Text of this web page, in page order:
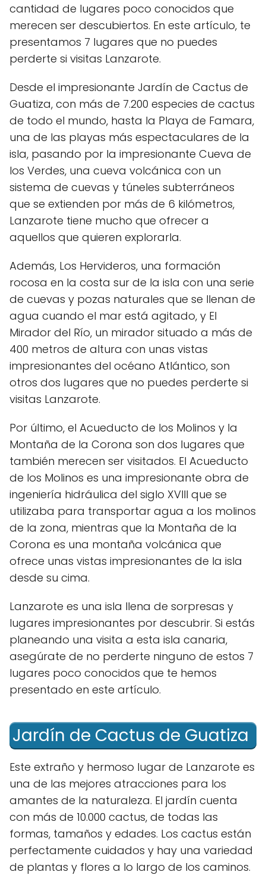
cantidad de lugares poco conocidos que
merecen ser descubiertos. En este artículo, te
presentamos 7 lugares que no puedes
perderte si visitas Lanzarote.
Desde el impresionante Jardín de Cactus de
Guatiza, con más de 7.200 especies de cactus
de todo el mundo, hasta la Playa de Famara,
una de las playas más espectaculares de la
isla, pasando por la impresionante Cueva de
los Verdes, una cueva volcánica con un
sistema de cuevas y túneles subterráneos
que se extienden por más de 6 kilómetros,
Lanzarote tiene mucho que ofrecer a
aquellos que quieren explorarla.
Además, Los Hervideros, una formación
rocosa en la costa sur de la isla con una serie
de cuevas y pozas naturales que se llenan de
agua cuando el mar está agitado, y El
Mirador del Río, un mirador situado a más de
400 metros de altura con unas vistas
impresionantes del océano Atlántico, son
otros dos lugares que no puedes perderte si
visitas Lanzarote.
Por último, el Acueducto de los Molinos y la
Montaña de la Corona son dos lugares que
también merecen ser visitados. El Acueducto
de los Molinos es una impresionante obra de
ingeniería hidráulica del siglo XVIII que se
utilizaba para transportar agua a los molinos
de la zona, mientras que la Montaña de la
Corona es una montaña volcánica que
ofrece unas vistas impresionantes de la isla
desde su cima.
Lanzarote es una isla llena de sorpresas y
lugares impresionantes por descubrir. Si estás
planeando una visita a esta isla canaria,
asegúrate de no perderte ninguno de estos 7
lugares poco conocidos que te hemos
presentado en este artículo.
Jardín de Cactus de Guatiza
Este extraño y hermoso lugar de Lanzarote es
una de las mejores atracciones para los
amantes de la naturaleza. El jardín cuenta
con más de 10.000 cactus, de todas las
formas, tamaños y edades. Los cactus están
perfectamente cuidados y hay una variedad
de plantas y flores a lo largo de los caminos.